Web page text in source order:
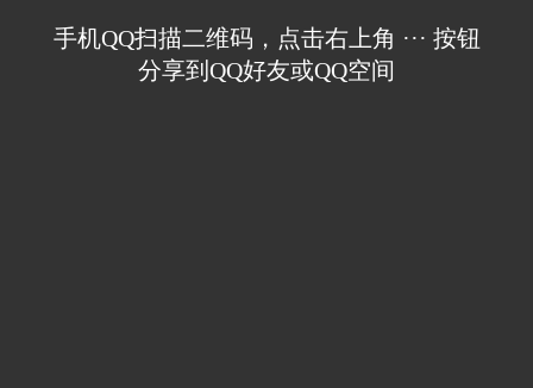
手机QQ扫描二维码，点击右上角 ··· 按钮
分享到QQ好友或QQ空间